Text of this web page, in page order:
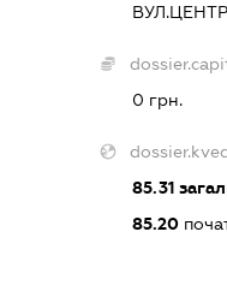
0 грн.
85.31
85.20